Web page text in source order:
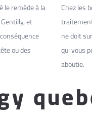
le remède à la
et
ou des
Chez les
ne doit
qui vous
aboutie.